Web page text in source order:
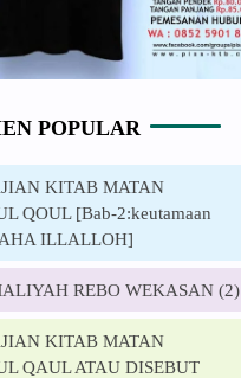
POPULAR
KITAB MATAN
QOUL [Bab-2:keutamaan
ILLALLOH]
REBO WEKASAN (2)
KITAB MATAN
QAUL ATAU DISEBUT